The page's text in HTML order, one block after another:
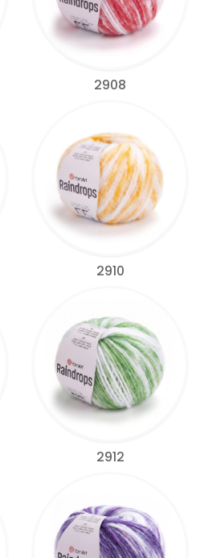
2908
2910
2912